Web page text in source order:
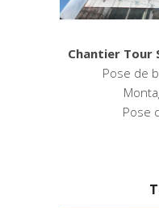
Chantier Tour
Pose de
Pose